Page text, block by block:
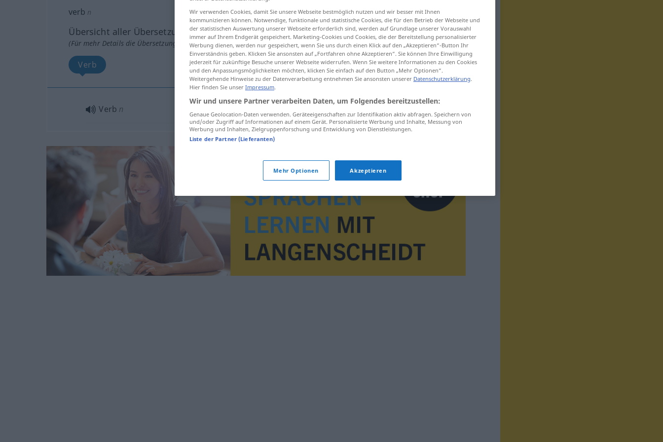
verb n
Übersicht aller Übersetzungen
(Für mehr Details die Übersetzung anklicken/antippen)
Verb
Verb n
Wir verwenden Cookies, damit Sie unsere Webseite bestmöglich nutzen und wir besser mit Ihnen
kommunizieren können. Notwendige, funktionale und statistische Cookies, die für den Betrieb der Webseite und
der statistischen Auswertung unserer Webseite erforderlich sind, werden auf Grundlage unserer Vorauswahl
immer auf Ihrem Endgerät gespeichert. Marketing-Cookies und Cookies, die der Bereitstellung personalisierter
Werbung dienen, werden nur gespeichert, wenn Sie uns durch einen Klick auf den „Akzeptieren“-Button Ihr
Einverständnis geben. Klicken Sie ansonsten auf „Fortfahren ohne Akzeptieren“. Sie können Ihre Einwilligung
jederzeit für zukünftige Besuche unserer Webseite widerrufen. Wenn Sie weitere Informationen zu den Cookies
und den Anpassungsmöglichkeiten möchten, klicken Sie einfach auf den Button „Mehr Optionen“.
Weitergehende Hinweise zu der Datenverarbeitung entnehmen Sie ansonsten unserer Datenschutzerklärung.
Hier finden Sie unser Impressum.
Wir und unsere Partner verarbeiten Daten, um Folgendes bereitzustellen:
Genaue Geolocation-Daten verwenden. Geräteeigenschaften zur Identifikation aktiv abfragen. Speichern von
und/oder Zugriff auf Informationen auf einem Gerät. Personalisierte Werbung und Inhalte, Messung von
Werbung und Inhalten, Zielgruppenforschung und Entwicklung von Dienstleistungen.
Liste der Partner (Lieferanten)
Mehr Optionen Akzeptieren